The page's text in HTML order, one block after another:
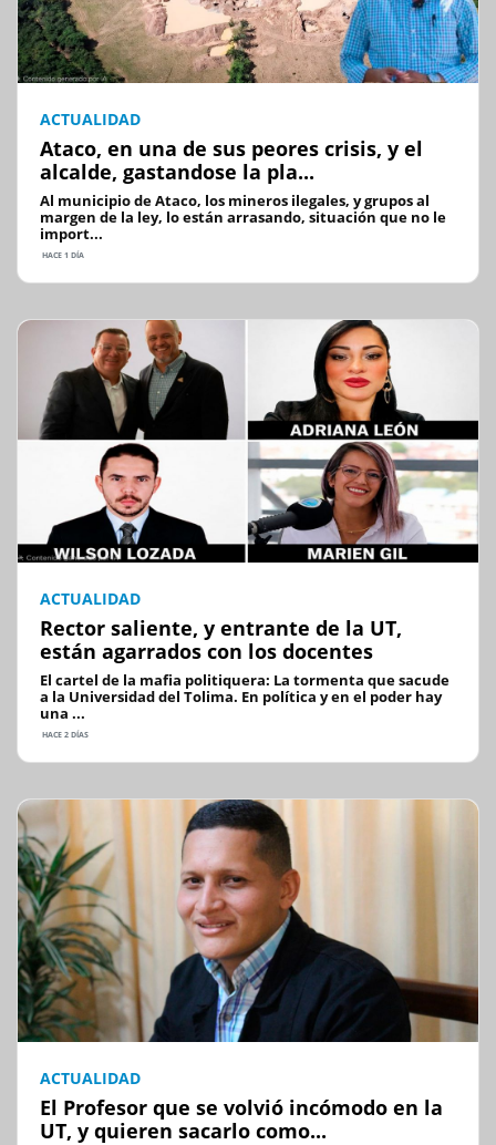
ACTUALIDAD
Ataco, en una de sus peores crisis, y el
alcalde, gastandose la pla...
Al municipio de Ataco, los mineros ilegales, y grupos al
margen de la ley, lo están arrasando, situación que no le
import...
HACE 1 DÍA
ACTUALIDAD
Rector saliente, y entrante de la UT,
están agarrados con los docentes
El cartel de la mafia politiquera: La tormenta que sacude
a la Universidad del Tolima. En política y en el poder hay
una ...
HACE 2 DÍAS
ACTUALIDAD
El Profesor que se volvió incómodo en la
UT, y quieren sacarlo como...